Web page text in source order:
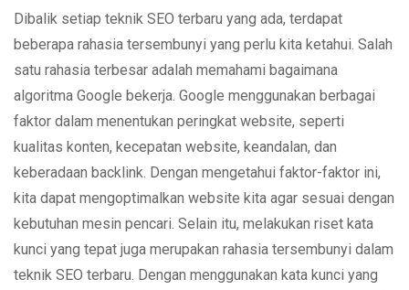
Dibalik setiap teknik SEO terbaru yang ada, terdapat
beberapa rahasia tersembunyi yang perlu kita ketahui. Salah
satu rahasia terbesar adalah memahami bagaimana
algoritma Google bekerja. Google menggunakan berbagai
faktor dalam menentukan peringkat website, seperti
kualitas konten, kecepatan website, keandalan, dan
keberadaan backlink. Dengan mengetahui faktor-faktor ini,
kita dapat mengoptimalkan website kita agar sesuai dengan
kebutuhan mesin pencari. Selain itu, melakukan riset kata
kunci yang tepat juga merupakan rahasia tersembunyi dalam
teknik SEO terbaru. Dengan menggunakan kata kunci yang